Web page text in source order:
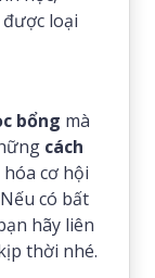
loại
bổng mà
cách
cơ hội
có bất
hãy liên
thời nhé.